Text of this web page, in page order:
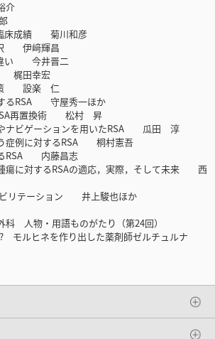
介
臨床成績 菊川和彦
択 伊﨑輝昌
違い 今井晋二
梶田幸宏
策 設楽 仁
るRSA 守屋秀一ほか
RSA再置換術 松村 昇
ナビゲーションを用いたRSA 瓜田 淳
症例に対するRSA 桐村憲吾
るRSA 内藤昌志
瘍に対するRSAの適応，実際，そして未来 西
ビリテーション 井上駿也ほか
人物・用語ものがたり（第24回）
モルヒネを作り出した薬剤師ゼルチュルナ